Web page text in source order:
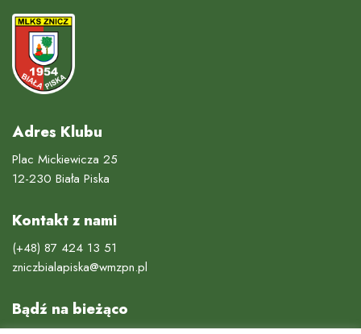
Adres Klubu
Plac Mickiewicza 25
12-230 Biała Piska
Kontakt z nami
(+48) 87 424 13 51
zniczbialapiska@wmzpn.pl
Bądź na bieżąco